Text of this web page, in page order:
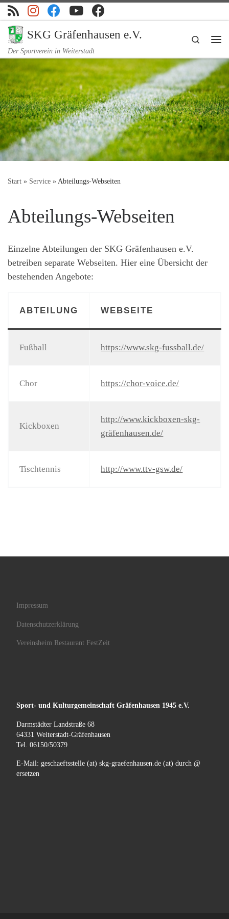
Zum Inhalt springen
SKG Gräfenhausen e.V.
Der Sportverein in Weiterstadt
Search
Start » Service »Abteilungs-Webseiten
Abteilungs-Webseiten
Einzelne Abteilungen der SKG Gräfenhausen e.V.
betreiben separate Webseiten. Hier eine Übersicht der
bestehenden Angebote:
ABTEILUNG WEBSEITE
Fußball https://www.skg-fussball.de/
Chor https://chor-voice.de/
Kickboxen
http://www.kickboxen-skg-
gräfenhausen.de/
Tischtennis http://www.ttv-gsw.de/
Impressum
Datenschutzerklärung
Vereinsheim Restaurant FestZeit
Sport- und Kulturgemeinschaft Gräfenhausen 1945 e.V.
Darmstädter Landstraße 68
64331 Weiterstadt-Gräfenhausen
Tel. 06150/50379
E-Mail: geschaeftsstelle (at) skg-graefenhausen.de (at) durch @
ersetzen